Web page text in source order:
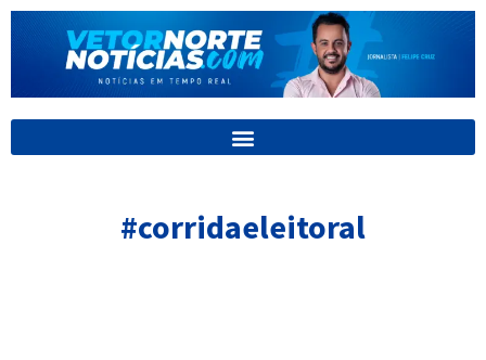
para
conteúdo
#corridaeleitoral